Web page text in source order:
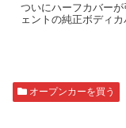
ついにハーフカバー
ェントの純正ボディカ
オープンカーを買う